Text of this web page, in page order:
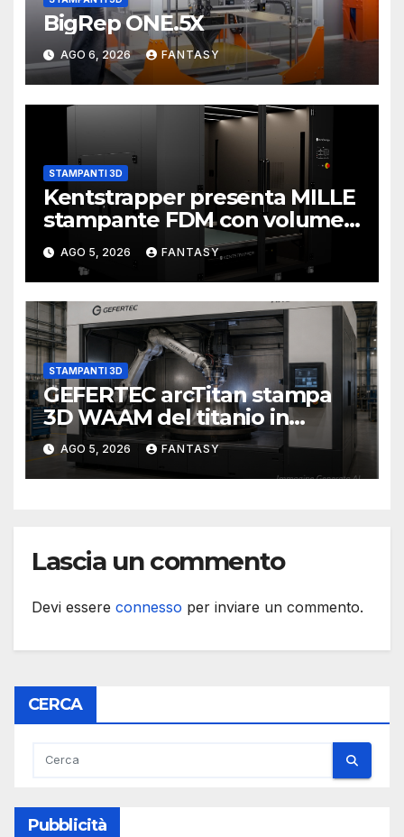
BigRep ONE.5X
AGO 6, 2026 FANTASY
STAMPANTI 3D
Kentstrapper presenta MILLE
stampante FDM con volume
di stampa da un metro cubo
AGO 5, 2026 FANTASY
STAMPANTI 3D
GEFERTEC arcTitan stampa
3D WAAM del titanio in
camera inerte
AGO 5, 2026 FANTASY
Lascia un commento
Devi essere connesso per inviare un commento.
CERCA
Pubblicità